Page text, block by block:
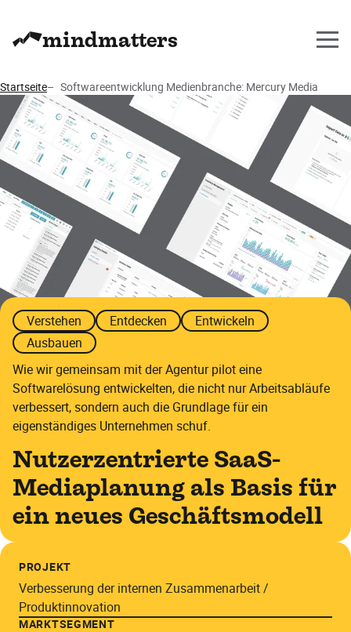
mindmatters
Startseite Softwareentwicklung Medienbranche: Mercury Media
Themen
Verstehen Entdecken
Entwickeln
Ausbauen
Wie wir gemeinsam mit der Agentur pilot eine
Softwarelösung entwickelten, die nicht nur Arbeitsabläufe
verbessert, sondern auch die Grundlage für ein
eigenständiges Unternehmen schuf.
Nutzerzentrierte SaaS-
Mediaplanung als Basis für
ein neues Geschäftsmodell
PROJEKT
Verbesserung der internen Zusammenarbeit /
Produktinnovation
MARKTSEGMENT